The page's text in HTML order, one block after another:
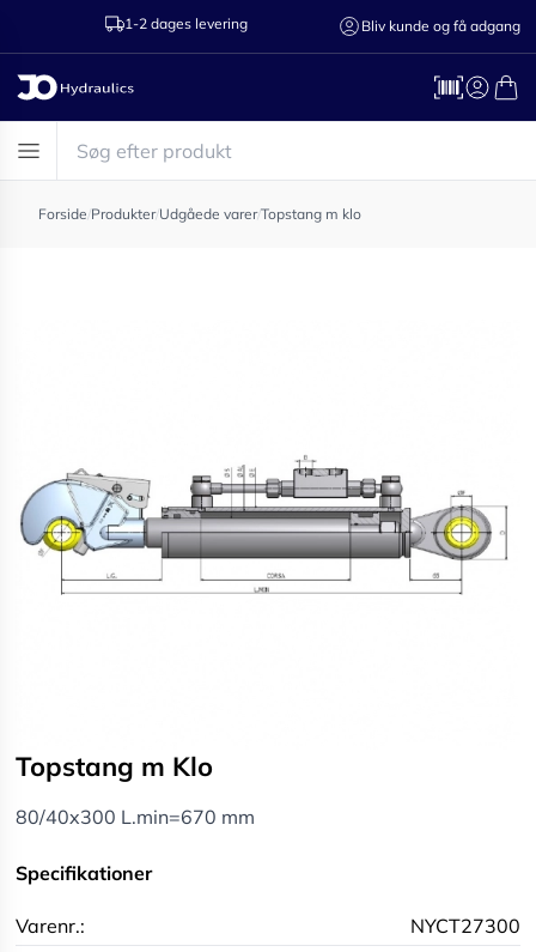
1-2 dages levering Ring til os
Bliv kunde og få adgang
Forside/Produkter/Udgåede varer/Topstang m klo
Topstang m Klo
80/40x300 L.min=670 mm
Specifikationer
Varenr.:
NYCT27300